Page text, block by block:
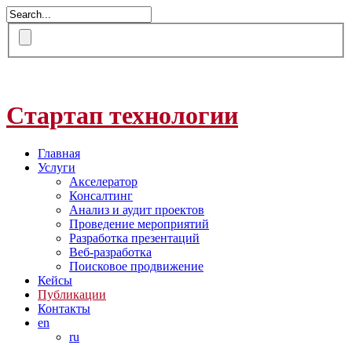
Стартап технологии
Главная
Услуги
Акселератор
Консалтинг
Анализ и аудит проектов
Проведение мероприятий
Разработка презентаций
Веб-разработка
Поисковое продвижение
Кейсы
Публикации
Контакты
en
ru